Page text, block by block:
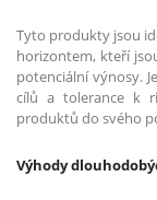
Tyto produkty jsou
horizontem, kteří
potenciální výnosy.
cílů a tolerance k
produktů do svého
Výhody